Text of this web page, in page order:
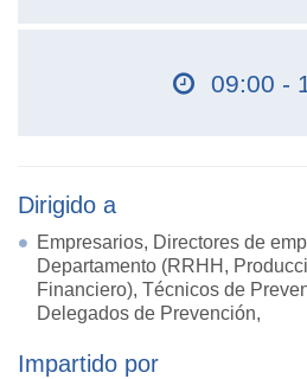
09:00 -
Dirigido a
Empresarios, Directores de
Departamento (RRHH,
Financiero), Técnicos de
Delegados de Prevención,
Impartido por